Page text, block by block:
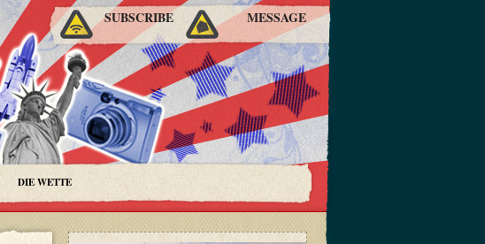
SUBSCRIBE MESSAGE
DIE WETTE